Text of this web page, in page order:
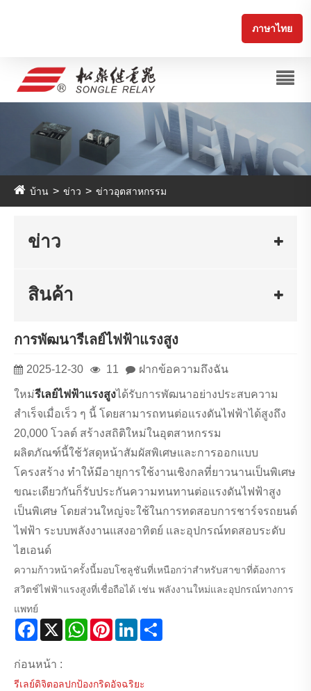
ภาษาไทย
บ้าน ข่าว ข่าวอุตสาหกรรม
ข่าว
สินค้า
การพัฒนารีเลย์ไฟฟ้าแรงสูง
2025-12-30 11 ฝากข้อความถึงฉัน
ใหม่รีเลย์ไฟฟ้าแรงสูงได้รับการพัฒนาอย่างประสบความ
สำเร็จเมื่อเร็ว ๆ นี้ โดยสามารถทนต่อแรงดันไฟฟ้าได้สูงถึง
20,000 โวลต์ สร้างสถิติใหม่ในอุตสาหกรรม
ผลิตภัณฑ์นี้ใช้วัสดุหน้าสัมผัสพิเศษและการออกแบบ
โครงสร้าง ทำให้มีอายุการใช้งานเชิงกลที่ยาวนานเป็นพิเศษ
ขณะเดียวกันก็รับประกันความทนทานต่อแรงดันไฟฟ้าสูง
เป็นพิเศษ โดยส่วนใหญ่จะใช้ในการทดสอบการชาร์จรถยนต์
ไฟฟ้า ระบบพลังงานแสงอาทิตย์ และอุปกรณ์ทดสอบระดับ
ไฮเอนด์
ความก้าวหน้าครั้งนี้มอบโซลูชันที่เหนือกว่าสำหรับสาขาที่ต้องการ
สวิตช์ไฟฟ้าแรงสูงที่เชื่อถือได้ เช่น พลังงานใหม่และอุปกรณ์ทางการ
แพทย์
Facebook
X WhatsApp
PinterestLinkedIn
ก่อนหน้า :
รีเลย์ดิจิตอลปกป้องกริดอัจฉริยะ